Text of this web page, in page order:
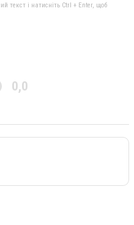
текст і натисніть Ctrl + Enter, щоб
0,0